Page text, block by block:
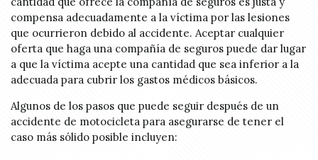
compensa adecuadamente a la víctima por las lesiones
que ocurrieron debido al accidente. Aceptar cualquier
oferta que haga una compañía de seguros puede dar lugar
a que la víctima acepte una cantidad que sea inferior a la
adecuada para cubrir los gastos médicos básicos.
Algunos de los pasos que puede seguir después de un
accidente de motocicleta para asegurarse de tener el
caso más sólido posible incluyen: